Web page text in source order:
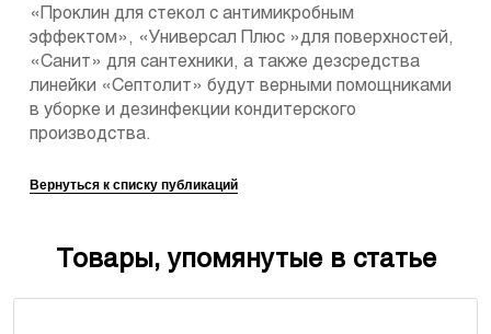
«Проклин для стекол с антимикробным
эффектом», «Универсал Плюс »для поверхностей,
«Санит» для сантехники, а также дезсредства
линейки «Септолит» будут верными помощниками
в уборке и дезинфекции кондитерского
производства.
Вернуться к списку публикаций
Товары, упомянутые в статье